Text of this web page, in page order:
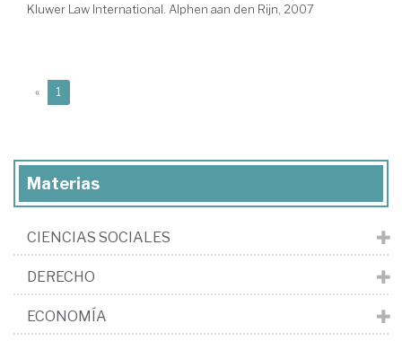
Kluwer Law International. Alphen aan den Rijn, 2007
« 1
Materias
CIENCIAS SOCIALES
DERECHO
ECONOMÍA